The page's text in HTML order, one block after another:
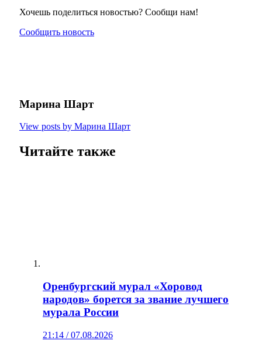
Хочешь поделиться новостью? Сообщи нам!
Сообщить новость
Марина Шарт
View posts by Марина Шарт
Читайте также
Оренбургский мурал «Хоровод
народов» борется за звание лучшего
мурала России
21:14 / 07.08.2026